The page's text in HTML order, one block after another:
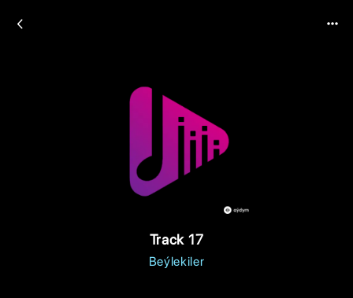
Track 17
Beýlekiler